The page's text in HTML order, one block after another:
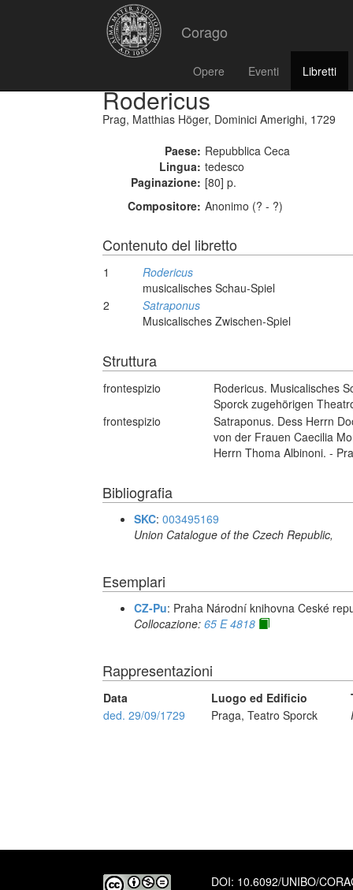
Corago
Opere Eventi Libretti
Rodericus
Prag, Matthias Höger, Dominici Amerighi, 1729
Paese: Repubblica Ceca
Lingua: tedesco
Paginazione: [80] p.
Compositore: Anonimo (? - ?)
Contenuto del libretto
1
Rodericus
musicalisches Schau-Spiel
2
Satraponus
Musicalisches Zwischen-Spiel
Struttura
frontespizio
Rodericus. Musicalisches
Sporck zugehörigen
frontespizio
Satraponus. Dess Herrn
von der Frauen Caecilia
Herrn Thoma Albinoni. -
Bibliografia
SKC: 003495169
Union Catalogue of the Czech Republic,
Esemplari
CZ-Pu: Praha Národní knihovna Ceské
Collocazione: 65 E 4818
Rappresentazioni
Data Luogo ed Edificio
ded. 29/09/1729
Praga, Teatro Sporck
DOI: 10.6092/UNIBO/